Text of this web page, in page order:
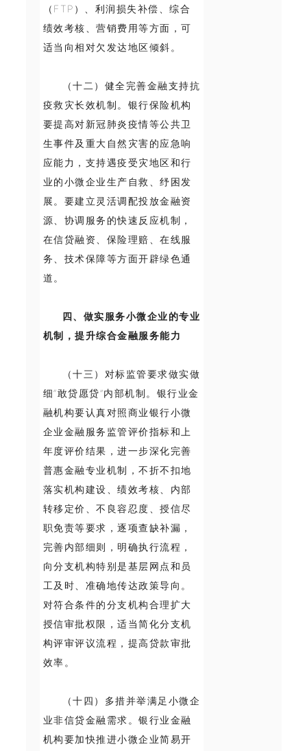
（FTP）、利润损失补偿、综合
绩效考核、营销费用等方面，可
适当向相对欠发达地区倾斜。
（十二）健全完善金融支持抗
疫救灾长效机制。银行保险机构
要提高对新冠肺炎疫情等公共卫
生事件及重大自然灾害的应急响
应能力，支持遇疫受灾地区和行
业的小微企业生产自救、纾困发
展。要建立灵活调配投放金融资
源、协调服务的快速反应机制，
在信贷融资、保险理赔、在线服
务、技术保障等方面开辟绿色通
道。
四、做实服务小微企业的专业
机制，提升综合金融服务能力
（十三）对标监管要求做实做
细“敢贷愿贷”内部机制。银行业金
融机构要认真对照商业银行小微
企业金融服务监管评价指标和上
年度评价结果，进一步深化完善
普惠金融专业机制，不折不扣地
落实机构建设、绩效考核、内部
转移定价、不良容忍度、授信尽
职免责等要求，逐项查缺补漏，
完善内部细则，明确执行流程，
向分支机构特别是基层网点和员
工及时、准确地传达政策导向。
对符合条件的分支机构合理扩大
授信审批权限，适当简化分支机
构评审评议流程，提高贷款审批
效率。
（十四）多措并举满足小微企
业非信贷金融需求。银行业金融
机构要加快推进小微企业简易开